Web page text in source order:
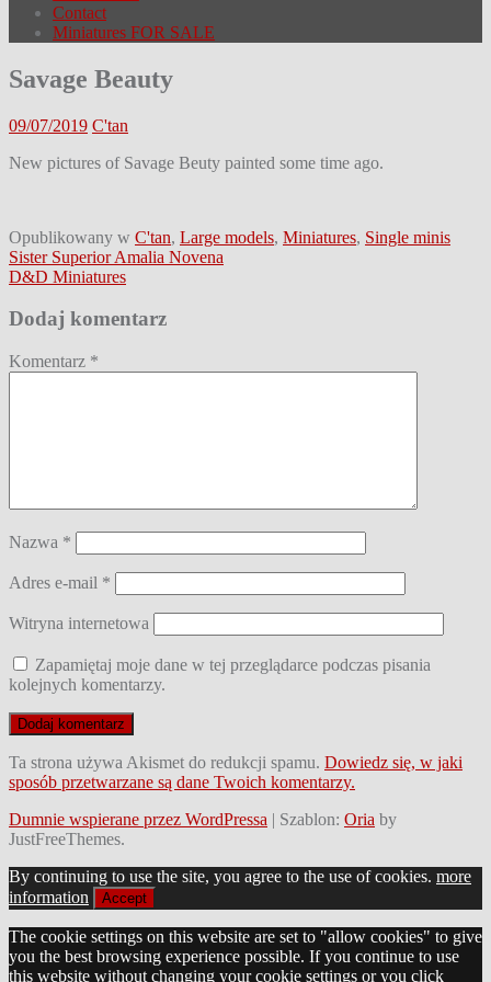
Contact
Miniatures FOR SALE
Savage Beauty
09/07/2019 C'tan
New pictures of Savage Beuty painted some time ago.
Opublikowany w C'tan, Large models, Miniatures, Single minis
Nawigacja
wpisu
Sister Superior Amalia Novena
D&D Miniatures
Dodaj komentarz
Komentarz *
Nazwa *
Adres e-mail *
Witryna internetowa
Zapamiętaj moje dane w tej przeglądarce podczas pisania
kolejnych komentarzy.
Ta strona używa Akismet do redukcji spamu. Dowiedz się, w jaki
sposób przetwarzane są dane Twoich komentarzy.
Dumnie wspierane przez WordPressa | Szablon: Oria by
JustFreeThemes.
By continuing to use the site, you agree to the use of cookies. more
information
Accept
The cookie settings on this website are set to "allow cookies" to give
you the best browsing experience possible. If you continue to use
this website without changing your cookie settings or you click